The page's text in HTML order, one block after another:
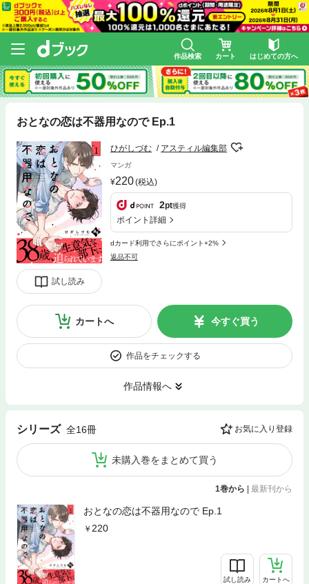
作品検索 カート はじめての方へ
おとなの恋は不器用なので Ep.1
試し読み
ひがしづむ アスティル編集部
マンガ
220(税込)
2pt獲得
ポイント詳細
dカード利用でさらにポイント+2%
返品不可
カートへ 今すぐ買う
作品をチェックする
作品情報へ
シリーズ 全16冊 お気に入り登録
未購入巻をまとめて買う
1巻から | 最新刊から
おとなの恋は不器用なので Ep.1
220
試し読み カートへ